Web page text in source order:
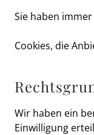
Sie haben
Cookies, die
Wir haben ein
Einwilligung